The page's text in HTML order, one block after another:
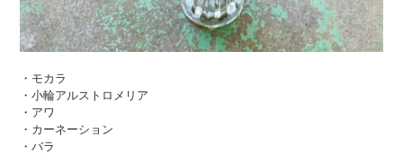
・モカラ
・小輪アルストロメリア
・アワ
・カーネーション
・バラ